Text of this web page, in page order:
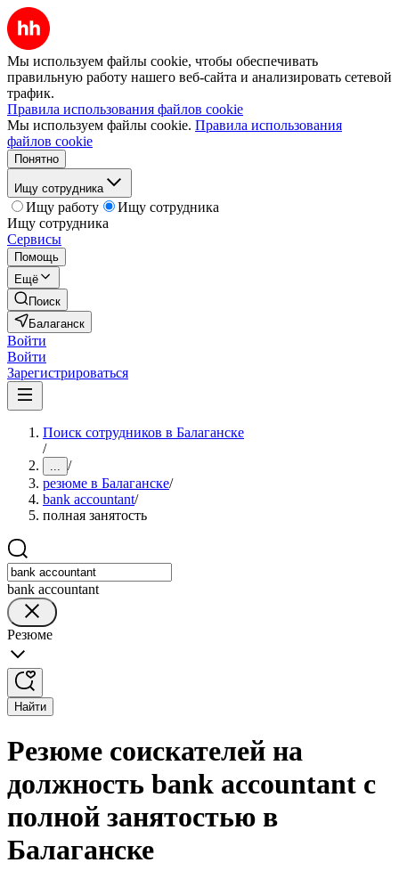
Мы используем файлы cookie, чтобы обеспечивать
правильную работу нашего веб-сайта и анализировать сетевой
трафик.
Правила использования файлов cookie
Мы используем файлы cookie. Правила использования
файлов cookie
Понятно
Ищу сотрудника
Ищу работу
Ищу сотрудника
Ищу сотрудника
Сервисы
Помощь
Ещё
Поиск
Балаганск
Войти
Войти
Зарегистрироваться
Поиск сотрудников в Балаганске
/
... /
резюме в Балаганске/
bank accountant/
полная занятость
bank accountant
Резюме
Найти
Резюме соискателей на
должность bank accountant с
полной занятостью в
Балаганске